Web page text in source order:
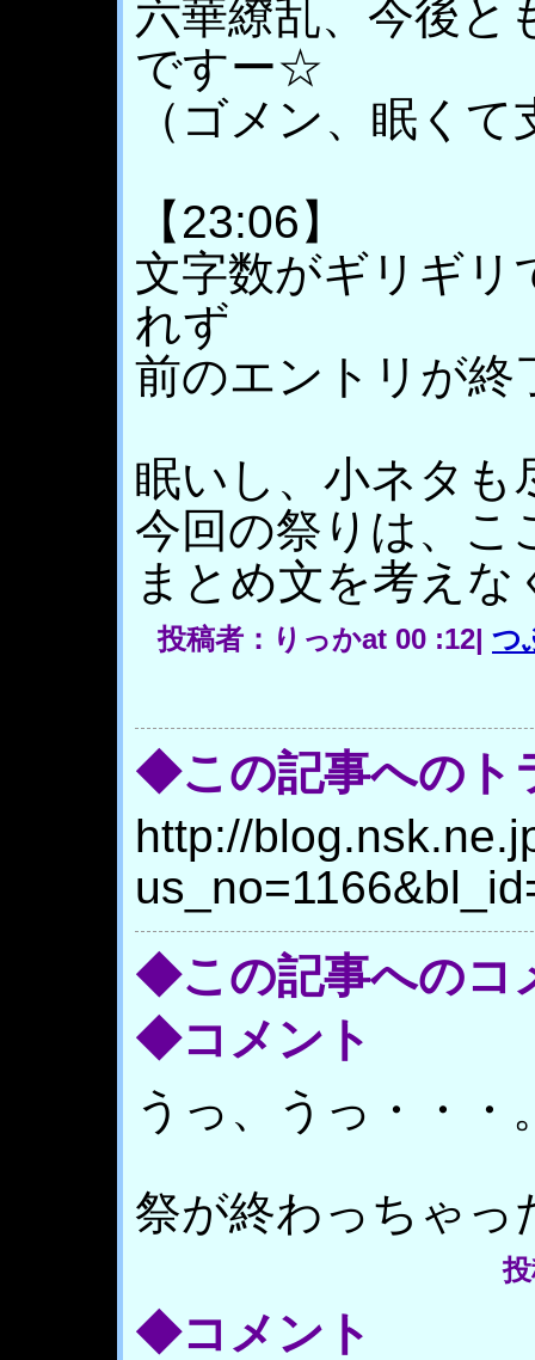
六華繚乱、今後と
ですー☆
（ゴメン、眠く
【23:06】
文字数がギリギリ
れず
前のエントリが終
眠いし、小ネタ
今回の祭りは、こ
まとめ文を考えな
投稿者：りっかat 00 :12| つ
◆この記事へのト
http://
◆この記事へのコ
◆コメント
うっ、うっ・・・
祭が終わっちゃっ
◆コメント